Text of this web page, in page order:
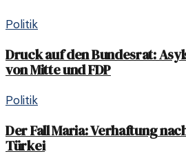
Politik
Druck auf den Bundesrat:
von Mitte und FDP
Politik
Der Fall Maria: Verhaftung
Türkei